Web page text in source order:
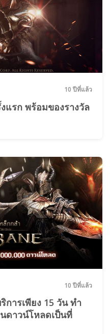
10 ปีที่แล้ว
แรก พร้อมของรางวัล
10 ปีที่แล้ว
การเพียง 15 วัน ทำ